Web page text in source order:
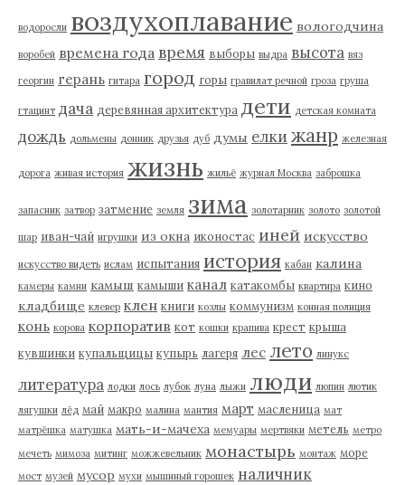
водоросли воздухоплавание вологодчина
воробей времена года время выборы выдра высота вяз
георгин герань гитара город горы гравилат речной гроза груша
гтацинт дача деревянная архитектура дети детская комната
дождь дольмены донник друзья дуб думы елки жанр железная
дорога живая история жизнь жильё журнал Москва заброшка
запасник затвор затмение земля зима золотарник золото золотой
шар иван-чай игрушки из окна иконостас иней искусство
искусство видеть ислам испытания история кабан калина
камеры камни камыш камыши канал катакомбы квартира кино
кладбище клевер клен книги козлы коммунизм конная полиция
конь корова корпоратив кот кошки крапива крест крыша
кувшинки купальщицы купырь лагеря лес лето линукс
литература лодки лось лубок луна лыжи люди люпин лютик
лягушки лёд май макро малина мантия март масленица мат
матрёшка матушка мать-и-мачеха мемуары мертвяки метель метро
мечеть мимоза митинг можжевельник монастырь монтаж море
мост музей мусор мухи мышиный горошек наличник